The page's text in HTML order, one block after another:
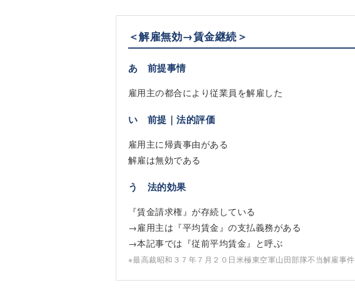
＜解雇無効→賃金継続＞
あ 前提事情
雇用主の都合により従業員を解雇した
い 前提｜法的評価
雇用主に帰責事由がある
解雇は無効である
う 法的効果
『賃金請求権』が存続している
→雇用主は『平均賃金』の支払義務がある
→本記事では『従前平均賃金』と呼ぶ
※最高裁昭和３７年７月２０日米極東空軍山田部隊不当解雇事件